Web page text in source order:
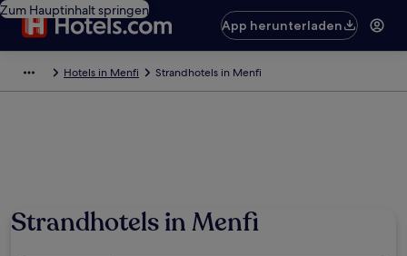
Zum Hauptinhalt springen
App herunterladen
Hotels in Menfi Strandhotels in Menfi
Strandhotels in Menfi